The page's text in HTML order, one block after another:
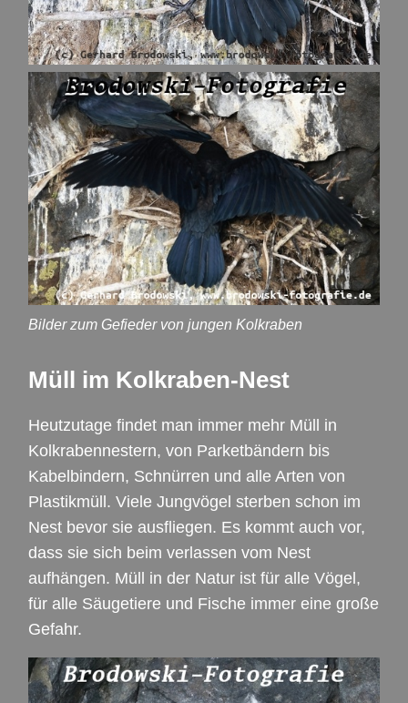
Bilder zum Gefieder von jungen Kolkraben
Müll im Kolkraben-Nest
Heutzutage findet man immer mehr Müll in
Kolkrabennestern, von Parketbändern bis
Kabelbindern, Schnürren und alle Arten von
Plastikmüll. Viele Jungvögel sterben schon im
Nest bevor sie ausfliegen. Es kommt auch vor,
dass sie sich beim verlassen vom Nest
aufhängen. Müll in der Natur ist für alle Vögel,
für alle Säugetiere und Fische immer eine große
Gefahr.